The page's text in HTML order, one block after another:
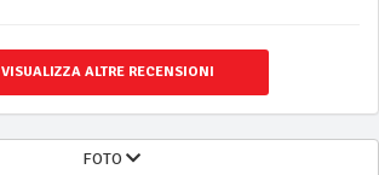
VISUALIZZA ALTRE RECENSIONI
FOTO